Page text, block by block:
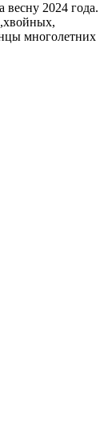
весну 2024 года.
многолетних